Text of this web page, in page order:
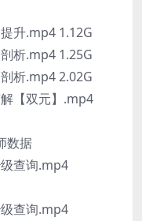
升.mp4 1.12G
析.mp4 1.25G
析.mp4 2.02G
【双元】.mp4
数据
查询.mp4
查询.mp4